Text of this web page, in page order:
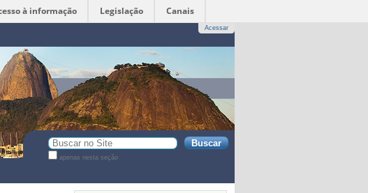
à informação Legislação Canais
Acessar
Busca
apenas nesta seção